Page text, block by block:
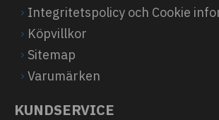
Integritetspolicy och Cookie
Köpvillkor
Sitemap
Varumärken
KUNDSERVICE